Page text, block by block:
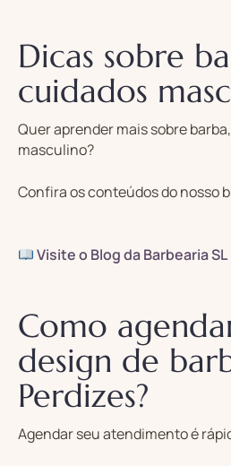
Dicas sobre
cuidados
Quer aprender mais sobre
masculino?
Confira os conteúdos do nosso
Visite o Blog da Barbearia SL
Como
design de
Perdizes?
Agendar seu atendimento é